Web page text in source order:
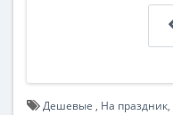
Дешевые , На праздник,